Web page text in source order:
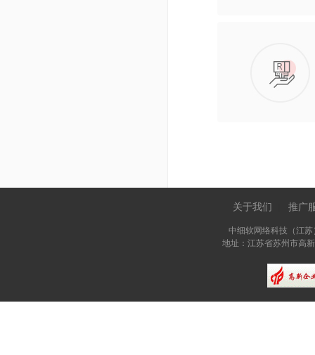
关于我们 推广
中细软网络科技（江
地址：江苏省苏州市高